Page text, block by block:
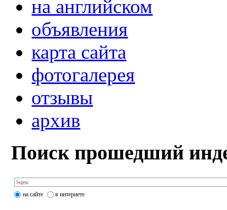
на английском
объявления
карта сайта
фотогалерея
отзывы
архив
Поиск прошедший
на сайте в интернете